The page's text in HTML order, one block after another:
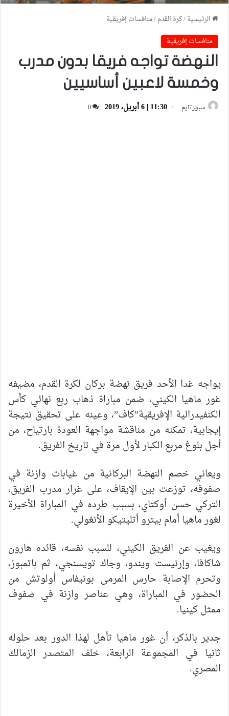
الرئيسية/كرة القدم/منافسات إفريقية
منافسات إفريقية
النهضة تواجه فريقا بدون مدرب
وخمسة لاعبين أساسيين
سبورتايم 11:30 | 6 أبريل، 2019 0
يواجه غدا الأحد فريق نهضة بركان لكرة القدم، مضيفه
غور ماهيا الكيني، ضمن مباراة ذهاب ربع نهائي كأس
الكنفيدرالية الإفريقية”كاف”، وعينه على تحقيق نتيجة
إيجابية، تمكنه من مناقشة مواجهة العودة بارتياح، من
أجل بلوغ مربع الكبار لأول مرة في تاريخ الفريق.
ويعاني خصم النهضة البركانية من غيابات وازنة في
صفوفه، توزعت بين الإيقاف، على غرار مدرب الفريق،
التركي حسن أوكتاي، بسبب طرده في المباراة الأخيرة
لغور ماهيا أمام بيترو أتليتيكو الأنغولي.
ويغيب عن الفريق الكيني، للسبب نفسه، قائده هارون
شاكافا، وإرنيست ويندو، وجاك تويسنجي، ثم باتمبوز،
وتحرم الإصابة حارس المرمى بونيفاس أولوتش من
الحضور في المباراة، وهي عناصر وازنة في صفوف
ممثل كينيا.
جدير بالذكر، أن غور ماهيا تأهل لهذا الدور بعد حلوله
ثانيا في المجموعة الرابعة، خلف المتصدر الزمالك
المصري.